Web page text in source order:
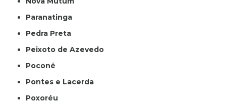
Paranatinga
Pedra Preta
Peixoto de Azevedo
Poconé
Pontes e Lacerda
Poxoréu